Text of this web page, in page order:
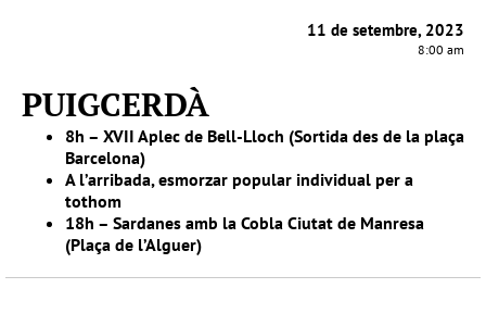
11 de setembre, 2023
8:00 am
PUIGCERDÀ
8h – XVII Aplec de Bell-Lloch (Sortida des de la plaça
Barcelona)
A l’arribada, esmorzar popular individual per a
tothom
18h – Sardanes amb la Cobla Ciutat de Manresa
(Plaça de l’Alguer)